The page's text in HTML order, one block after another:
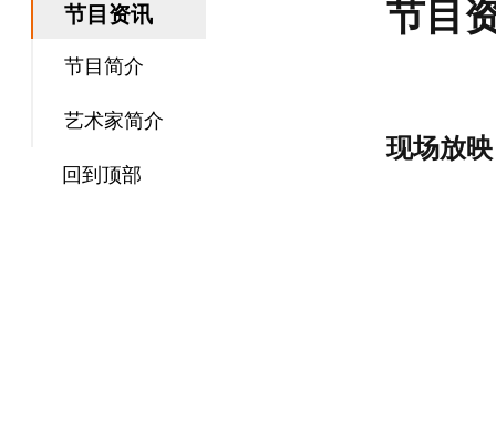
节目资讯
节目简介
艺术家简介
回到顶部
节目
现场放映